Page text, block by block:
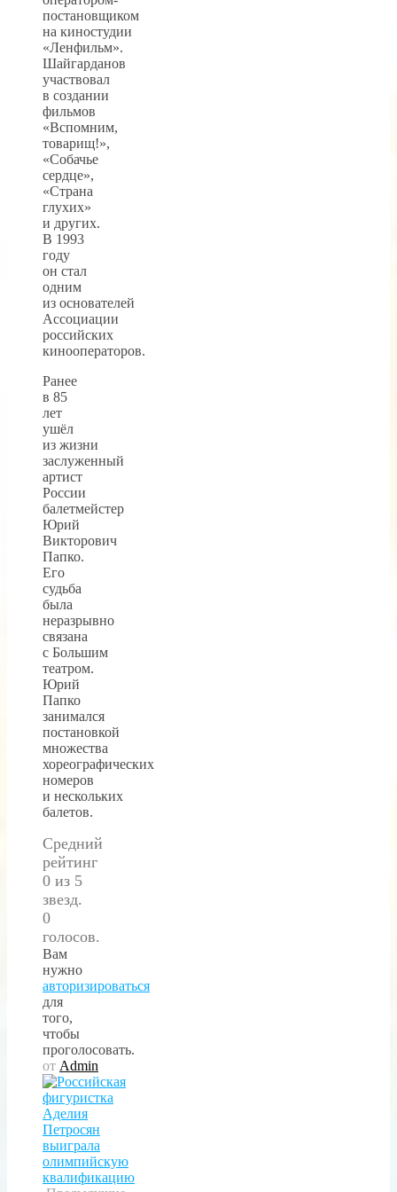
постановщиком
на киностудии
«Ленфильм».
Шайгарданов
участвовал
в создании
фильмов
«Вспомним,
товарищ!»,
«Собачье
сердце»,
«Страна
глухих»
и других.
В 1993
году
он стал
одним
из основателей
Ассоциации
российских
кинооператоров.
Ранее
в 85
лет
ушёл
из жизни
заслуженный
артист
России
балетмейстер
Юрий
Викторович
Папко.
Его
судьба
была
неразрывно
связана
с Большим
театром.
Юрий
Папко
занимался
постановкой
множества
хореографических
номеров
и нескольких
балетов.
Средний
рейтинг
0 из 5
звезд.
0
голосов.
Вам
нужно
авторизироваться
для
того,
чтобы
проголосовать.
от Admin